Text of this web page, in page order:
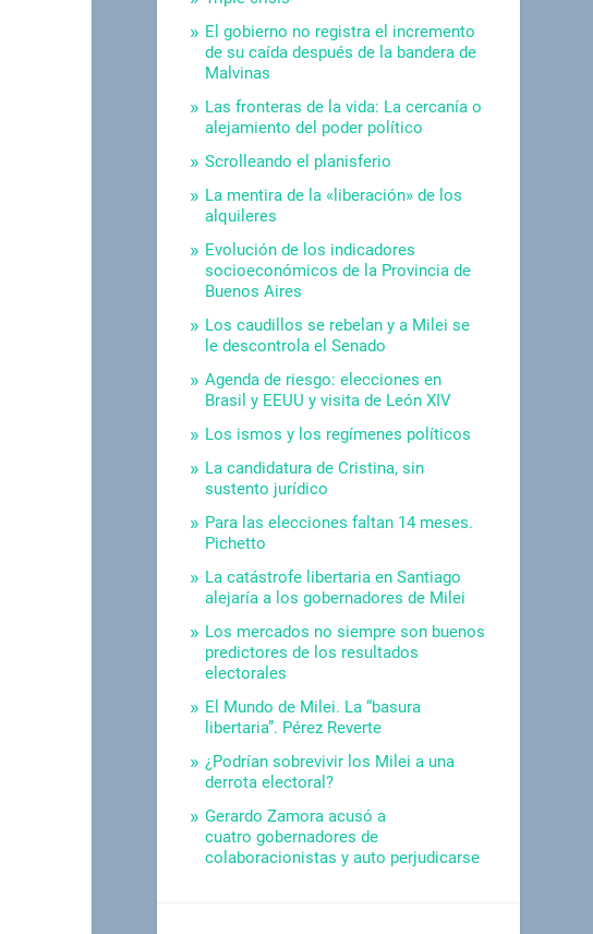
El gobierno no registra el incremento
de su caída después de la bandera de
Malvinas
Las fronteras de la vida: La cercanía o
alejamiento del poder político
Scrolleando el planisferio
La mentira de la «liberación» de los
alquileres
Evolución de los indicadores
socioeconómicos de la Provincia de
Buenos Aires
Los caudillos se rebelan y a Milei se
le descontrola el Senado
Agenda de riesgo: elecciones en
Brasil y EEUU y visita de León XIV
Los ismos y los regímenes políticos
La candidatura de Cristina, sin
sustento jurídico
Para las elecciones faltan 14 meses.
Pichetto
La catástrofe libertaria en Santiago
alejaría a los gobernadores de Milei
Los mercados no siempre son buenos
predictores de los resultados
electorales
El Mundo de Milei. La “basura
libertaria”. Pérez Reverte
¿Podrían sobrevivir los Milei a una
derrota electoral?
Gerardo Zamora acusó a
cuatro gobernadores de
colaboracionistas y auto perjudicarse